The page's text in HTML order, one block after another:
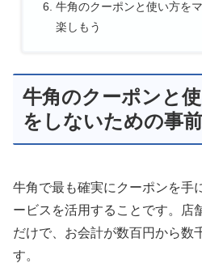
牛角のクーポンと使い方を
楽しもう
牛角のクーポンと
をしないための事
牛角で最も確実にクーポンを手
ービスを活用することです。店
だけで、お会計が数百円から数
す。